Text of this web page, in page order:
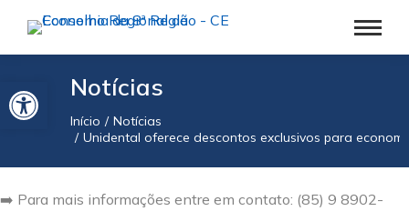
Barra de Ferramentas AbertaNotícias
Você está aqui:
Início
Notícias
Unidental oferece descontos exclusivos para
➡️ Para mais informações entre em contato: (85) 9 8902-